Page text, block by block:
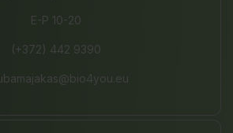
E-P 10-20
(+372) 442 9390